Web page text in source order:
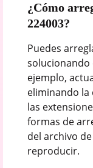
¿Cómo
224003?
Puedes
solucionando
ejemplo,
eliminando la
las
formas de
del archivo
reproducir.